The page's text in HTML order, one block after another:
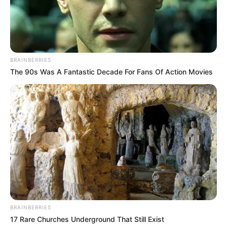
mereka berdua masih berusaha untuk bertahan demi anak
perempuannya.
Selain itu, mereka masih merayakan ulang tahun anak laki-lakinya
tersebut setiap tahunnya.
BRAINBERRIES
The 90s Was A Fantastic Decade For Fans Of Action Movies
BRAINBERRIES
17 Rare Churches Underground That Still Exist